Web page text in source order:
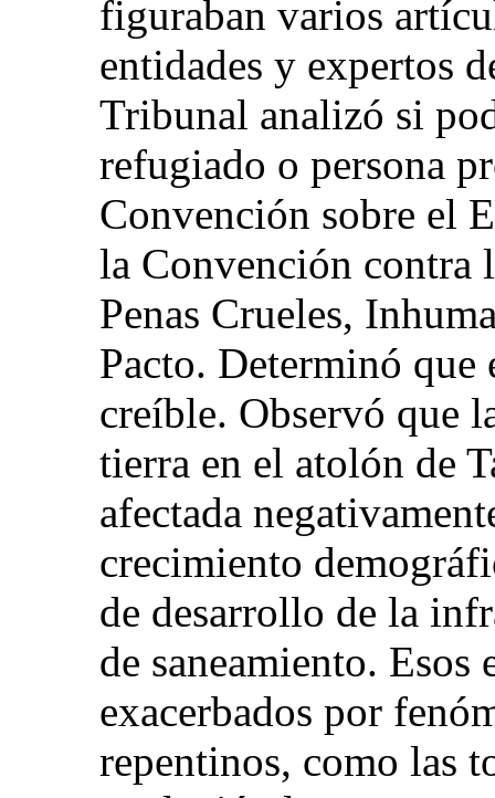
figuraban varios
entidades y expertos
Tribunal analizó si
refugiado o persona
Convención sobre el
la Convención contra
Penas Crueles,
Pacto. Determinó que
creíble. Observó que
tierra en el atolón de
afectada
crecimiento
de desarrollo de la
de saneamiento. Esos
exacerbados por
repentinos, como las